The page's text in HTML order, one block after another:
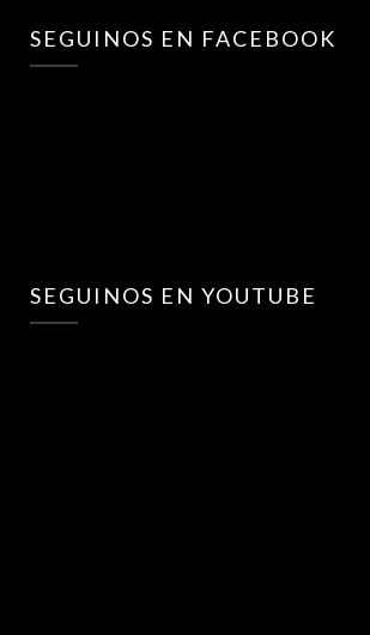
SEGUINOS EN FACEBOOK
SEGUINOS EN YOUTUBE